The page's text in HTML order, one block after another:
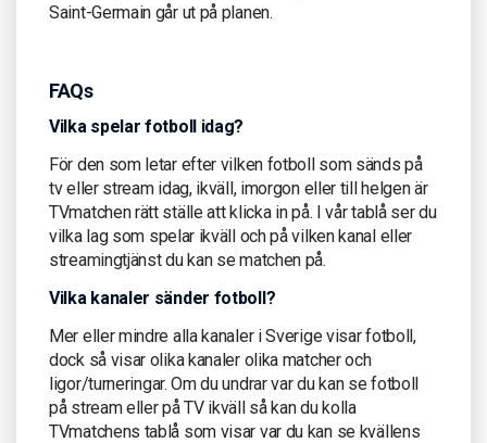
Saint-Germain går ut på planen.
FAQs
Vilka spelar fotboll idag?
För den som letar efter vilken fotboll som sänds på
tv eller stream idag, ikväll, imorgon eller till helgen är
TVmatchen rätt ställe att klicka in på. I vår tablå ser du
vilka lag som spelar ikväll och på vilken kanal eller
streamingtjänst du kan se matchen på.
Vilka kanaler sänder fotboll?
Mer eller mindre alla kanaler i Sverige visar fotboll,
dock så visar olika kanaler olika matcher och
ligor/turneringar. Om du undrar var du kan se fotboll
på stream eller på TV ikväll så kan du kolla
TVmatchens tablå som visar var du kan se kvällens